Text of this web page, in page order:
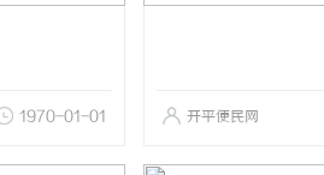
1970-01-01 开平便民网